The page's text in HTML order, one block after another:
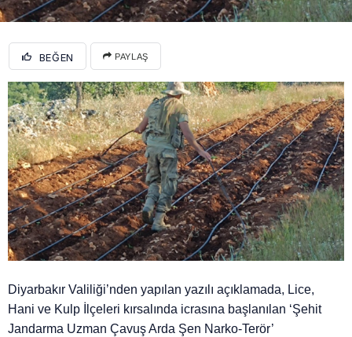
BEĞEN PAYLAŞ
Diyarbakır Valiliği’nden yapılan yazılı açıklamada, Lice,
Hani ve Kulp İlçeleri kırsalında icrasına başlanılan ‘Şehit
Jandarma Uzman Çavuş Arda Şen Narko-Terör’